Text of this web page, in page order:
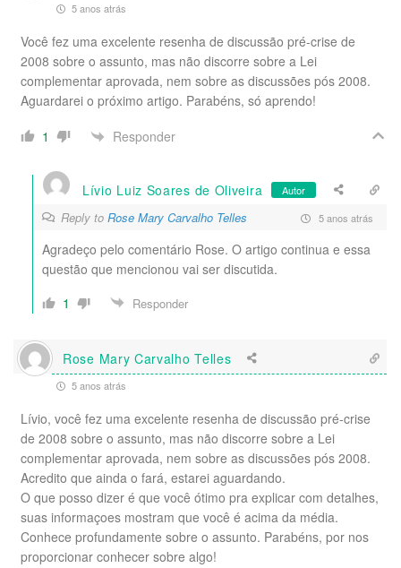
5 anos atrás
Você fez uma excelente resenha de discussão pré-crise de
2008 sobre o assunto, mas não discorre sobre a Lei
complementar aprovada, nem sobre as discussões pós 2008.
Aguardarei o próximo artigo. Parabéns, só aprendo!
1
Responder
Lívio Luiz Soares de Oliveira Autor
Reply to Rose Mary Carvalho Telles 5 anos atrás
Agradeço pelo comentário Rose. O artigo continua e essa
questão que mencionou vai ser discutida.
1
Responder
Rose Mary Carvalho Telles
5 anos atrás
Lívio, você fez uma excelente resenha de discussão pré-crise
de 2008 sobre o assunto, mas não discorre sobre a Lei
complementar aprovada, nem sobre as discussões pós 2008.
Acredito que ainda o fará, estarei aguardando.
O que posso dizer é que você ótimo pra explicar com detalhes,
suas informaçoes mostram que você é acima da média.
Conhece profundamente sobre o assunto. Parabéns, por nos
proporcionar conhecer sobre algo!